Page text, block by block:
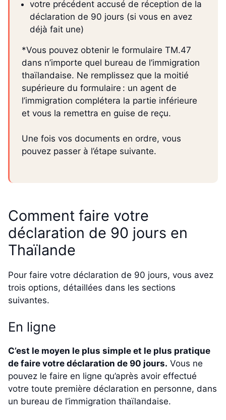
votre précédent accusé de réception de la
déclaration de 90 jours (si vous en avez
déjà fait une)
*Vous pouvez obtenir le formulaire TM.47
dans n’importe quel bureau de l’immigration
thaïlandaise. Ne remplissez que la moitié
supérieure du formulaire : un agent de
l’immigration complétera la partie inférieure
et vous la remettra en guise de reçu.
Une fois vos documents en ordre, vous
pouvez passer à l’étape suivante.
Comment faire votre
déclaration de 90 jours en
Thaïlande
Pour faire votre déclaration de 90 jours, vous avez
trois options, détaillées dans les sections
suivantes.
En ligne
C’est le moyen le plus simple et le plus pratique
de faire votre déclaration de 90 jours. Vous ne
pouvez le faire en ligne qu’après avoir effectué
votre toute première déclaration en personne, dans
un bureau de l’immigration thaïlandaise.